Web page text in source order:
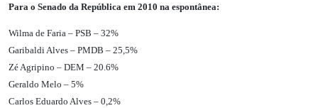
Para o Senado da República em 2010 na espontânea:
Wilma de Faria – PSB – 32%
Garibaldi Alves – PMDB – 25,5%
Zé Agripino – DEM – 20.6%
Geraldo Melo – 5%
Carlos Eduardo Alves – 0,2%